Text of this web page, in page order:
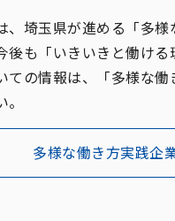
、埼玉県が進める「多
後も「いきいきと働け
ての情報は、「多様な
多様な働き方実践企